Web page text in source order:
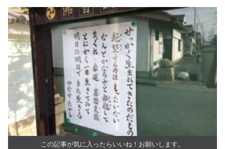
この記事が気に入ったらいいね！お願いします。